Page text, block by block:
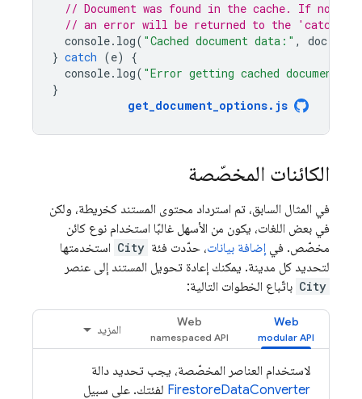
// Document was found in the cache. If no
// an error will be returned to the 'catch'
console. log( "Cached document data:" , doc
} catch (e)
{
console. log( "Error getting cached document:"
}
get_document_options. js
الكائنات المخصّصة
في المثال السابق، تم استرداد محتوى المستند كخريطة، ولكن
في بعض اللغات، يكون من الأسهل غالبًا استخدام نوع كائن
مخصّص. في إضافة بيانات، حدّدت فئة City استخدمتها
لتحديد كل مدينة. يمكنك إعادة تحويل المستند إلى عنصر
City باتّباع الخطوات التالية:
Web
Web
المزيد
لاستخدام العناصر المخصّصة، يجب تحديد دالة
FirestoreDataConverter لفئتك. على سبيل